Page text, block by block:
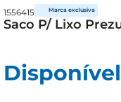
1556415
Saco P/ Lixo
queijo
arroz